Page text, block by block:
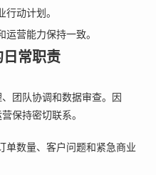
动计划。
营能力保持一致。
常职责
团队协调和数据审查。因
保持密切联系。
单数量、客户问题和紧急商业